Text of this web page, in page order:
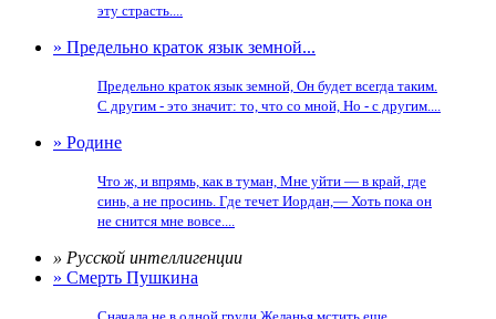
эту страсть....
» Предельно краток язык земной...
Предельно краток язык земной, Он будет всегда таким.
С другим - это значит: то, что со мной, Но - с другим....
» Родине
Что ж, и впрямь, как в туман, Мне уйти — в край, где
синь, а не просинь. Где течет Иордан,— Хоть пока он
не снится мне вовсе....
» Русской интеллигенции
» Смерть Пушкина